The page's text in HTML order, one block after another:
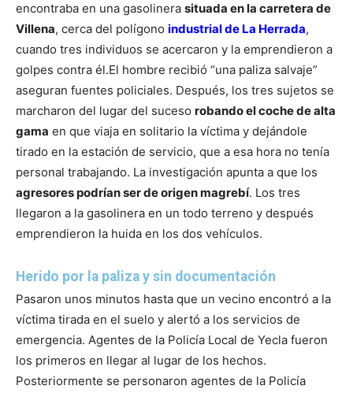
encontraba en una gasolinera situada en la carretera de
Villena, cerca del polígono industrial de La Herrada,
cuando tres individuos se acercaron y la emprendieron a
golpes contra él.El hombre recibió “una paliza salvaje”
aseguran fuentes policiales. Después, los tres sujetos se
marcharon del lugar del suceso robando el coche de alta
gama en que viaja en solitario la víctima y dejándole
tirado en la estación de servicio, que a esa hora no tenía
personal trabajando. La investigación apunta a que los
agresores podrían ser de origen magrebí. Los tres
llegaron a la gasolinera en un todo terreno y después
emprendieron la huida en los dos vehículos.
Herido por la paliza y sin documentación
Pasaron unos minutos hasta que un vecino encontró a la
víctima tirada en el suelo y alertó a los servicios de
emergencia. Agentes de la Policía Local de Yecla fueron
los primeros en llegar al lugar de los hechos.
Posteriormente se personaron agentes de la Policía